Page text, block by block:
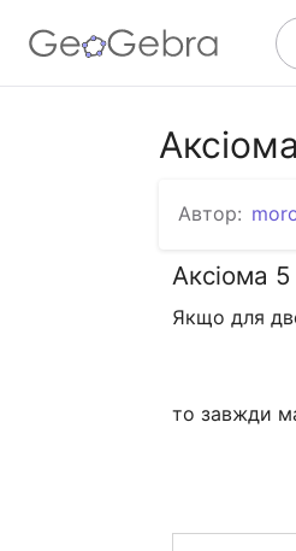
Автор:
Аксіома 5
Якщо для